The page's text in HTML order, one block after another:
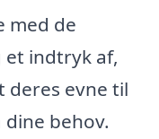
med de
et indtryk af,
deres evne til
behov.